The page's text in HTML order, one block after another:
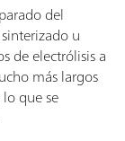
del
u
de electrólisis a
más largos
que se